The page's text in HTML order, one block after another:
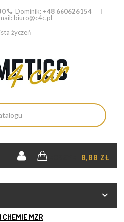
Dominik: +48 660626154
biuro@c4c.pl
życzeń
0,00 ZŁ
CHEMIE MZR